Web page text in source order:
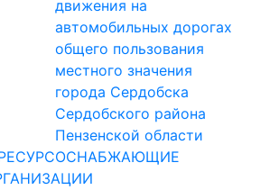
движения на
автомобильных дорогах
общего пользования
местного значения
города Сердобска
Сердобского района
Пензенской области
РЕСУРСОСНАБЖАЮЩИЕ